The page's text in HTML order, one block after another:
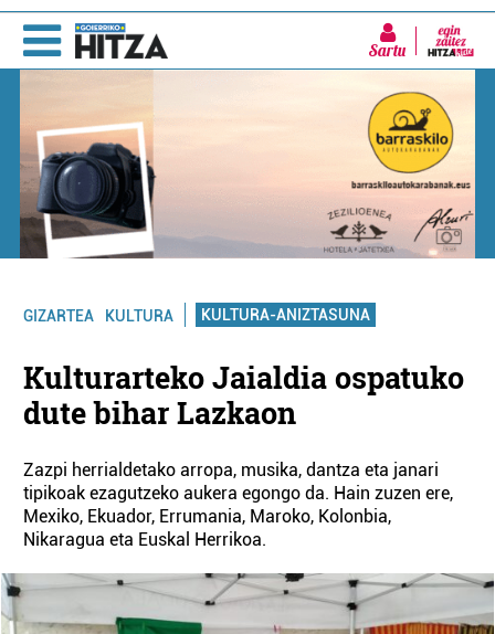
Sartu
GIZARTEA KULTURA KULTURA-ANIZTASUNA
Kulturarteko Jaialdia ospatuko
dute bihar Lazkaon
Zazpi herrialdetako arropa, musika, dantza eta janari
tipikoak ezagutzeko aukera egongo da. Hain zuzen ere,
Mexiko, Ekuador, Errumania, Maroko, Kolonbia,
Nikaragua eta Euskal Herrikoa.